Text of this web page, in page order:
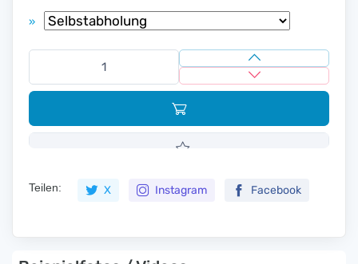
»
Teilen: X Instagram Facebook